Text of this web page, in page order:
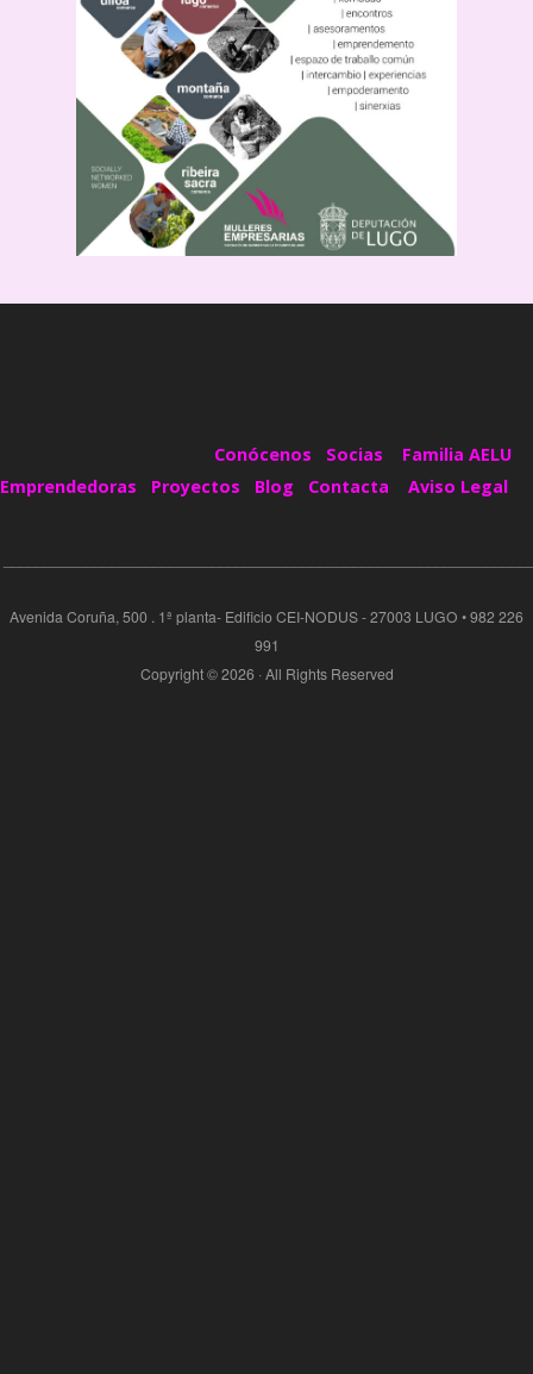
Conócenos Socias
Familia AELU
Emprendedoras
Proyectos Blog Contacta Aviso Legal
Avenida Coruña, 500 . 1ª planta- Edificio CEI-NODUS - 27003 LUGO • 982 226
991
Copyright © 2026 · All Rights Reserved